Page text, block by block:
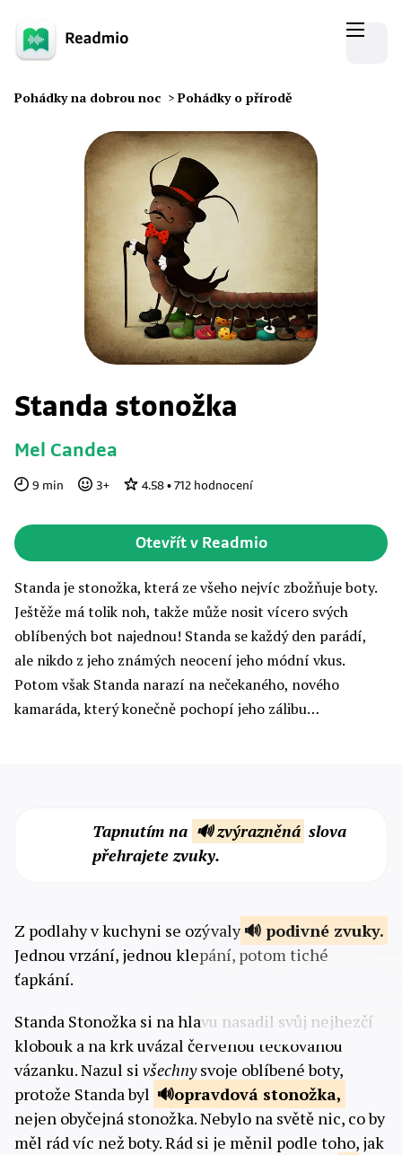
Pohádky na dobrou noc > Pohádky o přírodě
Standa stonožka
Mel Candea
9 min 3+ 4.58 • 712 hodnocení
Otevřít v Readmio
Standa je stonožka, která ze všeho nejvíc zbožňuje boty.
Ještěže má tolik noh, takže může nosit vícero svých
oblíbených bot najednou! Standa se každý den parádí,
ale nikdo z jeho známých neocení jeho módní vkus.
Potom však Standa narazí na nečekaného, nového
kamaráda, který konečně pochopí jeho zálibu…
Tapnutím na 🔊 zvýrazněná slova
přehrajete zvuky.
Z podlahy v kuchyni se ozývaly podivné zvuky.
Jednou vrzání, jednou klepání, potom tiché
ťapkání.
Standa Stonožka si na hlavu nasadil svůj nejhezčí
klobouk a na krk uvázal červenou tečkovanou
vázanku. Nazul si všechnysvoje oblíbené boty,
protože Standa byl
opravdová stonožka,
nejen obyčejná stonožka. Nebylo na světě nic, co by
měl rád víc než boty. Rád si je měnil podle toho, jak